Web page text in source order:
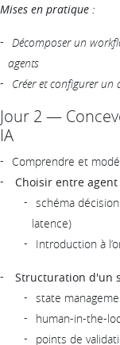
Mises en pratique :
Décomposer un
agents
Créer et configurer un
Jour 2 —
IA
Comprendre et
Choisir entre
schéma
latence)
Introduction à
Structuration d'un
state
human-in-the-
points de